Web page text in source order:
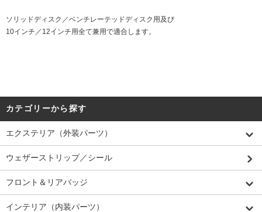
ソリッドディスク／ベンチレーテッドディスク用及び
10インチ／12インチ用全て兼用で適合します。
カテゴリーから探す
エクステリア（外装パーツ）
ウェザーストリップ／シール
フロント＆リアバッジ
インテリア（内装パーツ）